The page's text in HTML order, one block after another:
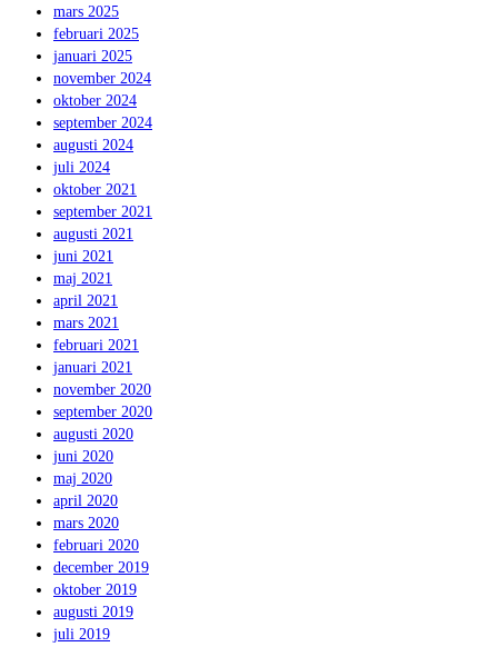
mars 2025
februari 2025
januari 2025
november 2024
oktober 2024
september 2024
augusti 2024
juli 2024
oktober 2021
september 2021
augusti 2021
juni 2021
maj 2021
april 2021
mars 2021
februari 2021
januari 2021
november 2020
september 2020
augusti 2020
juni 2020
maj 2020
april 2020
mars 2020
februari 2020
december 2019
oktober 2019
augusti 2019
juli 2019